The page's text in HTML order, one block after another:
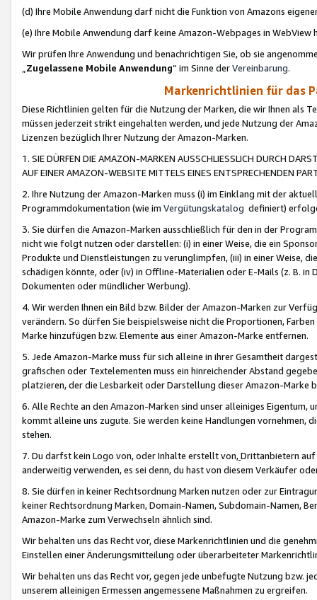
(d) Ihre Mobile Anwendung darf nicht die Funktion von Amazons
(e) Ihre Mobile Anwendung darf keine Amazon-Webpages in WebView
Wir prüfen Ihre Anwendung und benachrichtigen Sie, ob sie
„Zugelassene Mobile Anwendung“ im Sinne derVereinbarung.
Markenrichtlinien für das
Diese Richtlinien gelten für die Nutzung der Marken, die wir Ihnen als
müssen jederzeit strikt eingehalten werden, und jede Nutzung der
Lizenzen bezüglich Ihrer Nutzung der Amazon-Marken.
1. SIE DÜRFEN DIE AMAZON-MARKEN AUSSCHLIESSLICH DURCH
AUF EINER AMAZON-WEBSITE MITTELS EINES ENTSPRECHENDEN
2. Ihre Nutzung der Amazon-Marken muss (i) im Einklang mit der
Programmdokumentation (wie im Vergütungskatalog definiert)
3. Sie dürfen die Amazon-Marken ausschließlich für den in der
nicht wie folgt nutzen oder darstellen: (i) in einer Weise, die ein
Produkte und Dienstleistungen zu verunglimpfen, (iii) in einer Weise,
schädigen könnte, oder (iv) in Offline-Materialien oder E-Mails (z. B. in
Dokumenten oder mündlicher Werbung).
4. Wir werden Ihnen ein Bild bzw. Bilder der Amazon-Marken zur
verändern. So dürfen Sie beispielsweise nicht die Proportionen,
Marke hinzufügen bzw. Elemente aus einer Amazon-Marke entfernen.
5. Jede Amazon-Marke muss für sich alleine in ihrer Gesamtheit
grafischen oder Textelementen muss ein hinreichender Abstand
platzieren, der die Lesbarkeit oder Darstellung dieser Amazon-Marke
6. Alle Rechte an den Amazon-Marken sind unser alleiniges
kommt alleine uns zugute. Sie werden keine Handlungen vornehmen,
stehen.
7. Du darfst kein Logo von, oder Inhalte erstellt von,Drittanbietern auf
anderweitig verwenden, es sei denn, du hast von diesem Verkäufer
8. Sie dürfen in keiner Rechtsordnung Marken nutzen oder zur
keiner Rechtsordnung Marken, Domain-Namen, Subdomain-Namen,
Amazon-Marke zum Verwechseln ähnlich sind.
Wir behalten uns das Recht vor, diese Markenrichtlinien und die
Einstellen einer Änderungsmitteilung oder überarbeiteter
Wir behalten uns das Recht vor, gegen jede unbefugte Nutzung bzw.
unserem alleinigen Ermessen angemessene Maßnahmen zu ergreifen.